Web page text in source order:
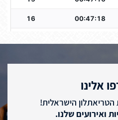
אלינו
הישראלית!
ואירועים שלנו.